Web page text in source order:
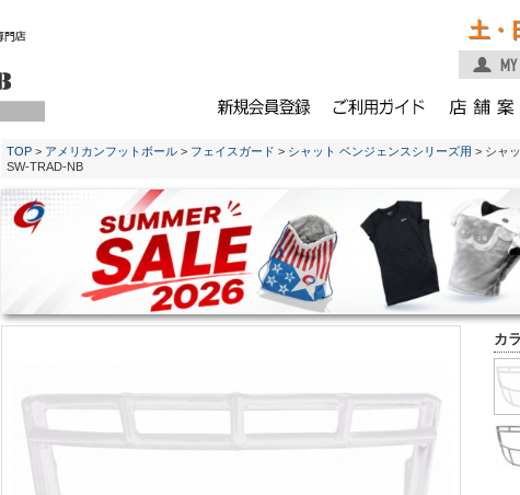
土・
TOP > アメリカンフットボール > フェイスガード > シャット ベンジェンスシリーズ用 > シャ
SW-TRAD-NB
カ